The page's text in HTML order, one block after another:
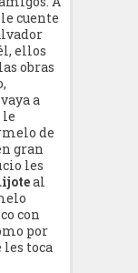
cuente
ellos
obras
a
le
de
gran
les
al
con
por
les toca